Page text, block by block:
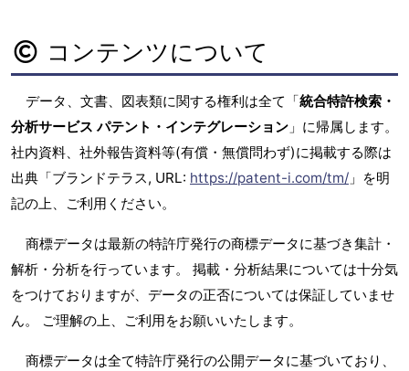
コンテンツについて
データ、文書、図表類に関する権利は全て「統合特許検索・
分析サービス パテント・インテグレーション 」に帰属します。
社内資料、社外報告資料等(有償・無償問わず)に掲載する際は
出典「ブランドテラス, URL: https://patent-i.com/tm/ 」を明
記の上、ご利用ください。
商標データは最新の特許庁発行の商標データに基づき集計・
解析・分析を行っています。 掲載・分析結果については十分気
をつけておりますが、データの正否については保証していませ
ん。 ご理解の上、ご利用をお願いいたします。
商標データは全て特許庁発行の公開データに基づいており、